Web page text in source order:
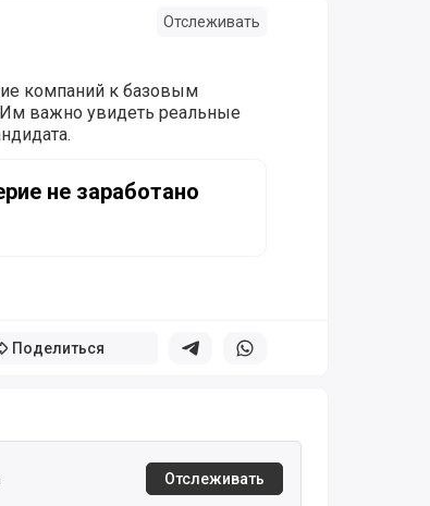
Отслеживать
компаний к базовым
важно увидеть реальные
не заработано
Поделиться Поделиться в телеграм
Поделиться в whatsapp
Отслеживать